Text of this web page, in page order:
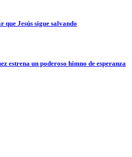
que Jesús sigue salvando
estrena un poderoso himno de esperanza